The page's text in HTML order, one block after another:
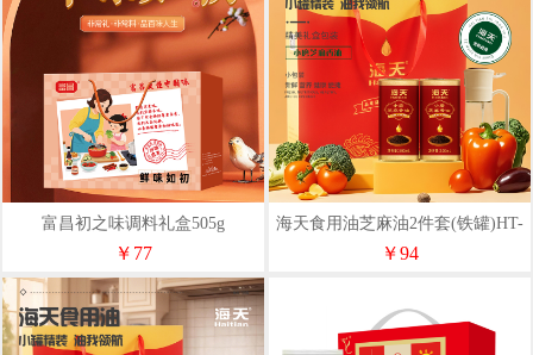
富昌初之味调料礼盒505g
￥77
海天食用油芝麻油2件套(铁罐)HT-
Z202T
￥94